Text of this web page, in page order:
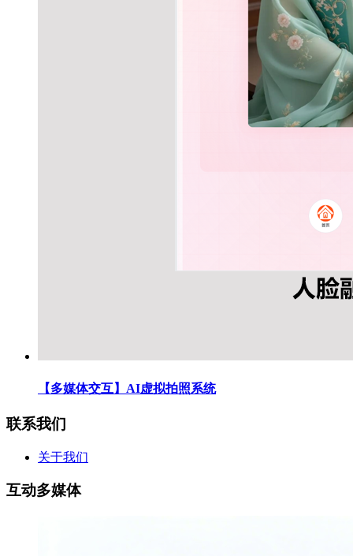
【多媒体交互】AI虚拟拍照系统
联系我们
关于我们
互动多媒体